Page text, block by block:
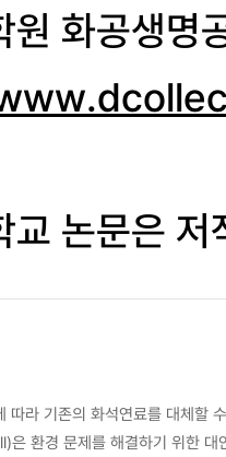
원 화공생명
교 논문은
따라 기존의 화석연료를 대체할
은 환경 문제를 해결하기 위한